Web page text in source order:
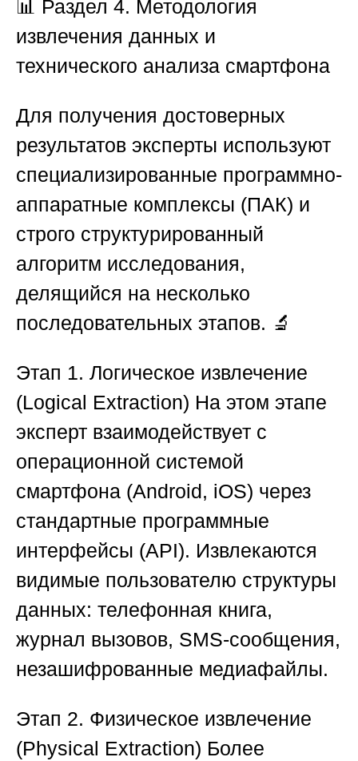
📊
Раздел 4. Методология
извлечения данных и
технического анализа смартфона
Для получения достоверных
результатов эксперты используют
специализированные программно-
аппаратные комплексы (ПАК) и
строго структурированный
алгоритм исследования,
делящийся на несколько
последовательных этапов. 🔬
Этап 1. Логическое извлечение
(Logical Extraction) На этом этапе
эксперт взаимодействует с
операционной системой
смартфона (Android, iOS) через
стандартные программные
интерфейсы (API). Извлекаются
видимые пользователю структуры
данных: телефонная книга,
журнал вызовов, SMS-сообщения,
незашифрованные медиафайлы.
Этап 2. Физическое извлечение
(Physical Extraction) Более